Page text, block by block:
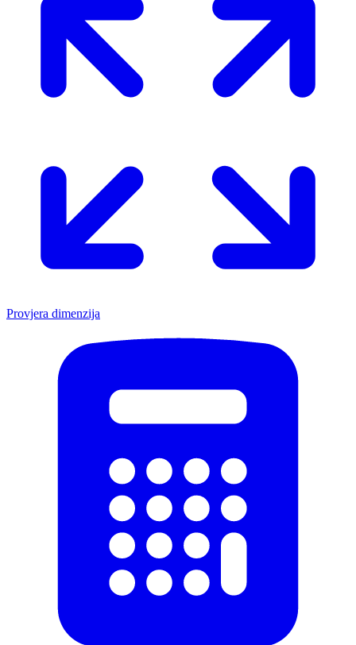
Provjera dimenzija